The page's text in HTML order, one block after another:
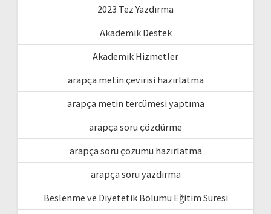
2023 Tez Yazdırma
Akademik Destek
Akademik Hizmetler
arapça metin çevirisi hazırlatma
arapça metin tercümesi yaptıma
arapça soru çözdürme
arapça soru çözümü hazırlatma
arapça soru yazdırma
Beslenme ve Diyetetik Bölümü Eğitim Süresi